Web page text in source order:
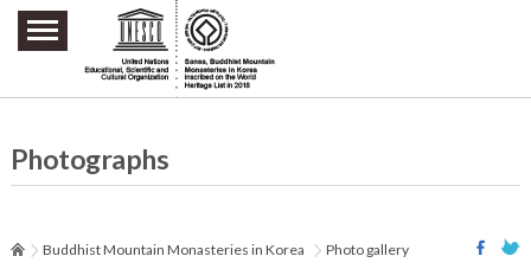
주요메뉴 바로가기
본문 바로가기
하단메뉴 바로가기
Photographs
Buddhist Mountain Monasteries in Korea Photo gallery